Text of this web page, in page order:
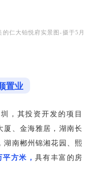
仁大铂悦府实景图-摄于5月
置业
，其投资开发的项目
厦、金海雅居，湖南长
湖南郴州锦湘花园、熙
方米， 具有丰富的房